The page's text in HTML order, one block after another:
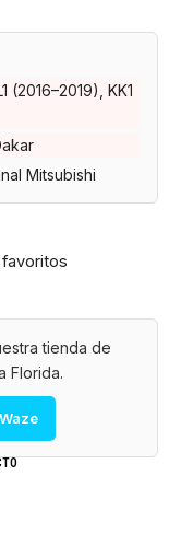
(2016–2019), KK1
Mitsubishi
tienda de
Florida.